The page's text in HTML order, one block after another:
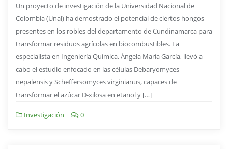
Un proyecto de investigación de la Universidad Nacional de
Colombia (Unal) ha demostrado el potencial de ciertos hongos
presentes en los robles del departamento de Cundinamarca para
transformar residuos agrícolas en biocombustibles. La
especialista en Ingeniería Química, Ángela María García, llevó a
cabo el estudio enfocado en las células Debaryomyces
nepalensis y Scheffersomyces virginianus, capaces de
transformar el azúcar D-xilosa en etanol y […]
Investigación 0